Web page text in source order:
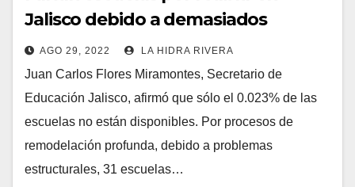
Jalisco debido a demasiados
problemas.
AGO 29, 2022 LA HIDRA RIVERA
Juan Carlos Flores Miramontes, Secretario de
Educación Jalisco, afirmó que sólo el 0.023% de las
escuelas no están disponibles. Por procesos de
remodelación profunda, debido a problemas
estructurales, 31 escuelas…